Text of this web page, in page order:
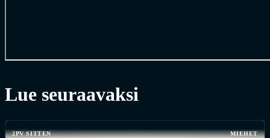
Lue seuraavaksi
2PV SITTEN MIEHET